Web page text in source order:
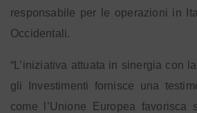
responsabile per le operazioni in
Occidentali.
“L’iniziativa attuata in sinergia con
gli Investimenti fornisce una
come l’Unione Europea favorisca